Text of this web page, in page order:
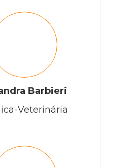
Barbieri
Veterinária